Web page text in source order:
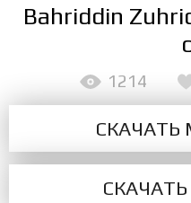
Bahriddin
СКАЧАТЬ
1214